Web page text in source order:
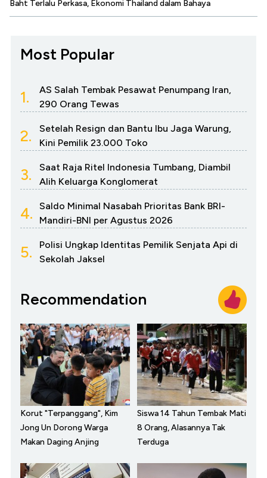
Baht Terlalu Perkasa, Ekonomi Thailand dalam Bahaya
Most Popular
1.
AS Salah Tembak Pesawat Penumpang Iran,
290 Orang Tewas
2.
Setelah Resign dan Bantu Ibu Jaga Warung,
Kini Pemilik 23.000 Toko
3.
Saat Raja Ritel Indonesia Tumbang, Diambil
Alih Keluarga Konglomerat
4.
Saldo Minimal Nasabah Prioritas Bank BRI-
Mandiri-BNI per Agustus 2026
5.
Polisi Ungkap Identitas Pemilik Senjata Api di
Sekolah Jaksel
Recommendation
Korut "Terpanggang", Kim
Jong Un Dorong Warga
Makan Daging Anjing
Siswa 14 Tahun Tembak Mati
8 Orang, Alasannya Tak
Terduga